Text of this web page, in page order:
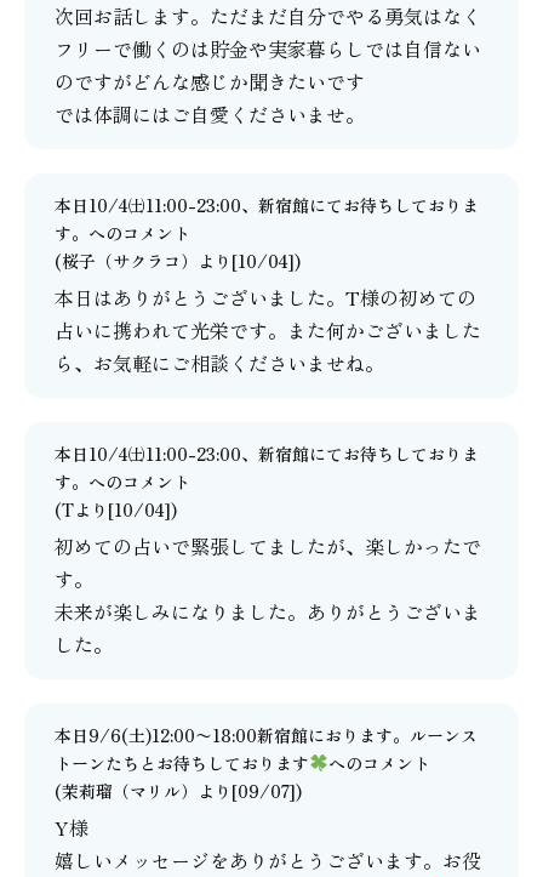
次回お話します。ただまだ自分でやる勇気はなく
フリーで働くのは貯金や実家暮らしでは自信ない
のですがどんな感じか聞きたいです
では体調にはご自愛くださいませ。
本日10/4㈯11:00-23:00、新宿館にてお待ちしておりま
す。 へのコメント
(桜子（サクラコ） より[10/04])
本日はありがとうございました。T様の初めての
占いに携われて光栄です。また何かございました
ら、お気軽にご相談くださいませね。
本日10/4㈯11:00-23:00、新宿館にてお待ちしておりま
す。 へのコメント
(Tより[10/04])
初めての占いで緊張してましたが、楽しかったで
す。
未来が楽しみになりました。ありがとうございま
した。
本日9/6(土)12:00〜18:00新宿館におります。ルーンス
トーンたちとお待ちしております
へのコメント
(茉莉瑠（マリル） より[09/07])
Y様
嬉しいメッセージをありがとうございます。お役